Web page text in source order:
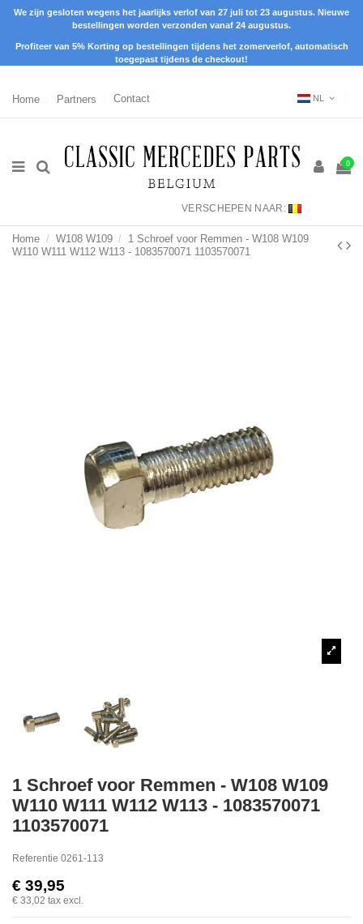
We zijn gesloten wegens het jaarlijks verlof van 27 juli tot 23 augustus. Nieuwe
bestellingen worden verzonden vanaf 24 augustus.
Profiteer van 5% Korting op bestellingen tijdens het zomerverlof, automatisch
toegepast tijdens de checkout!
Home Partners Contact NL
0
VERSCHEPEN NAAR:
Home W108 W109
1 Schroef voor Remmen - W108 W109
W110 W111 W112 W113 - 1083570071 1103570071
1 Schroef voor Remmen - W108 W109
W110 W111 W112 W113 - 1083570071
1103570071
Referentie 0261-113
€ 39,95
€ 33,02 tax excl.